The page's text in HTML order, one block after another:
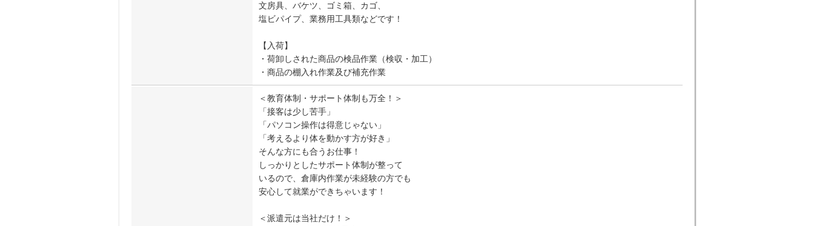
文房具、バケツ、ゴミ箱、カゴ、
塩ビパイプ、業務用工具類などです！
【入荷】
・荷卸しされた商品の検品作業（検収・加工）
・商品の棚入れ作業及び補充作業
＜教育体制・サポート体制も万全！＞
「接客は少し苦手」
「パソコン操作は得意じゃない」
「考えるより体を動かす方が好き」
そんな方にも合うお仕事！
しっかりとしたサポート体制が整って
いるので、倉庫内作業が未経験の方でも
安心して就業ができちゃいます！
＜派遣元は当社だけ！＞